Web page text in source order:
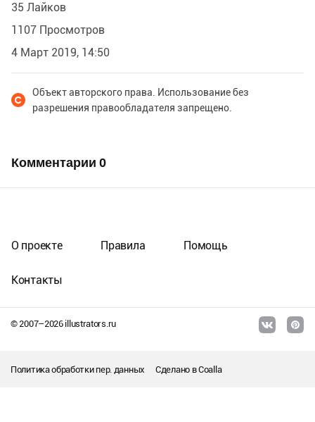
35 Лайков
1107 Просмотров
4 Март 2019, 14:50
Объект авторского права. Использование без
разрешения правообладателя запрещено.
Комментарии 0
© 2007–2026illustrators.ru
О проекте Правила Помощь
Контакты
Политика обработки пер. данных Сделано вCoalla